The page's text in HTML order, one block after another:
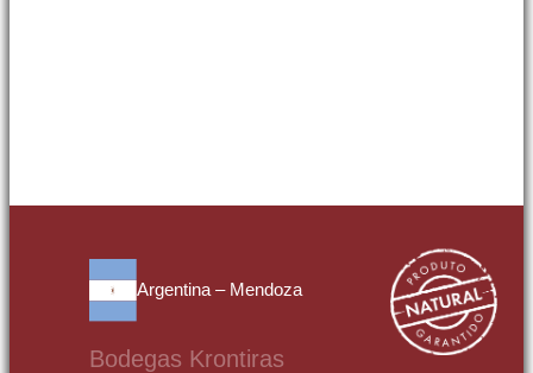
Argentina – Mendoza
Bodegas Krontiras